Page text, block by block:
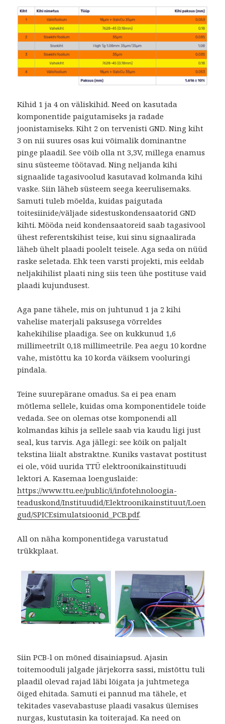
Kihid 1 ja 4 on väliskihid. Need on kasutada
komponentide paigutamiseks ja radade
joonistamiseks. Kiht 2 on tervenisti GND. Ning kiht
3 on nii suures osas kui võimalik dominantne
pinge plaadil. See võib olla nt 3,3V, millega enamus
sinu süsteeme töötavad. Ning neljanda kihi
signaalide tagasivoolud kasutavad kolmanda kihi
vaske. Siin läheb süsteem seega keerulisemaks.
Samuti tuleb mõelda, kuidas paigutada
toitesiinide/väljade sidestuskondensaatorid GND
kihti. Mööda neid kondensaatoreid saab tagasivool
ühest referentskihist teise, kui sinu signaalirada
läheb ühelt plaadi poolelt teisele. Aga seda on nüüd
raske seletada. Ehk teen varsti projekti, mis eeldab
neljakihilist plaati ning siis teen ühe postituse vaid
plaadi kujundusest.
Aga pane tähele, mis on juhtunud 1 ja 2 kihi
vahelise materjali paksusega võrreldes
kahekihilise plaadiga. See on kukkunud 1,6
millimeetrilt 0,18 millimeetrile. Pea aegu 10 kordne
vahe, mistõttu ka 10 korda väiksem vooluringi
pindala.
Teine suurepärane omadus. Sa ei pea enam
mõtlema sellele, kuidas oma komponentidele toide
vedada. See on olemas otse komponendi all
kolmandas kihis ja sellele saab via kaudu ligi just
seal, kus tarvis. Aga jällegi: see kõik on paljalt
tekstina liialt abstraktne. Kuniks vastavat postitust
ei ole, võid uurida TTÜ elektroonikainstituudi
lektori A. Kasemaa loenguslaide:
https://www.ttu.ee/public/i/infotehnoloogia-
teaduskond/Instituudid/Elektroonikainstituut/Loen
gud/SPICEsimulatsioonid_PCB.pdf.
All on näha komponentidega varustatud
trükkplaat.
Siin PCB-l on mõned disainiapsud. Ajasin
toitemooduli jalgade järjekorra sassi, mistõttu tuli
plaadil olevad rajad läbi lõigata ja juhtmetega
õiged ehitada. Samuti ei pannud ma tähele, et
tekitades vasevabastuse plaadi vasakus ülemises
nurgas, kustutasin ka toiterajad. Ka need on